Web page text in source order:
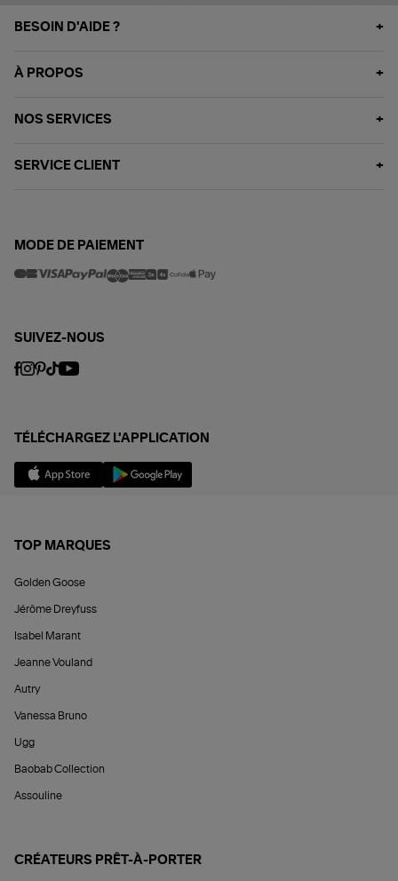
BESOIN D'AIDE ?
À PROPOS
NOS SERVICES
SERVICE CLIENT
MODE DE PAIEMENT
SUIVEZ-NOUS
TÉLÉCHARGEZ L'APPLICATION
TOP MARQUES
Golden Goose
Jérôme Dreyfuss
Isabel Marant
Jeanne Vouland
Autry
Vanessa Bruno
Ugg
Baobab Collection
Assouline
CRÉATEURS PRÊT-À-PORTER